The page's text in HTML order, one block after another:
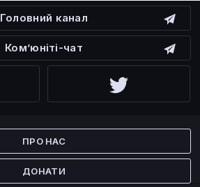
Головний канал
Ком’юніті-чат
ПРО НАС
ДОНАТИ